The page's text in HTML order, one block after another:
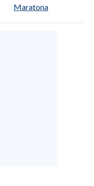
Maratona